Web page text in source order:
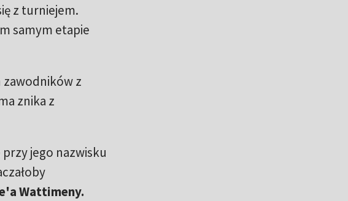
z turniejem.
samym etapie
zawodników z
znika z
jego nazwisku
Wattimeny.